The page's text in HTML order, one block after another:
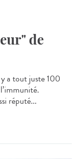
de
a tout juste 100
réputé...